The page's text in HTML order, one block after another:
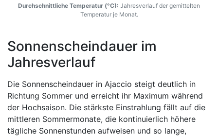
Durchschnittliche Temperatur (°C): Jahresverlauf der gemittelten
Temperatur je Monat.
Sonnenscheindauer im
Jahresverlauf
Die Sonnenscheindauer in Ajaccio steigt deutlich in
Richtung Sommer und erreicht ihr Maximum während
der Hochsaison. Die stärkste Einstrahlung fällt auf die
mittleren Sommermonate, die kontinuierlich höhere
tägliche Sonnenstunden aufweisen und so lange,